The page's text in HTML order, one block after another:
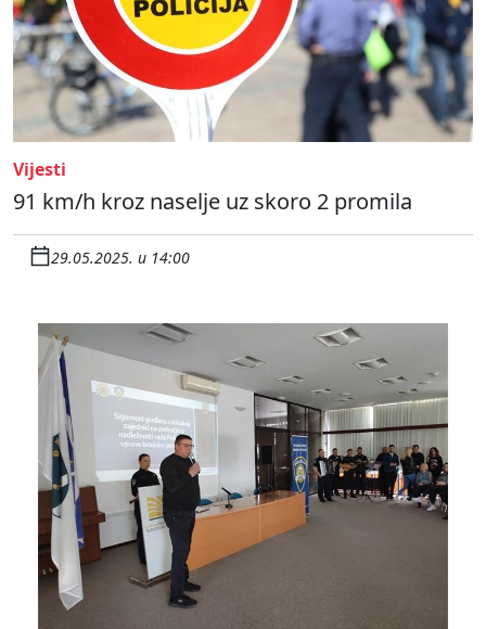
Vijesti
91 km/h kroz naselje uz skoro 2 promila
29.05.2025. u 14:00